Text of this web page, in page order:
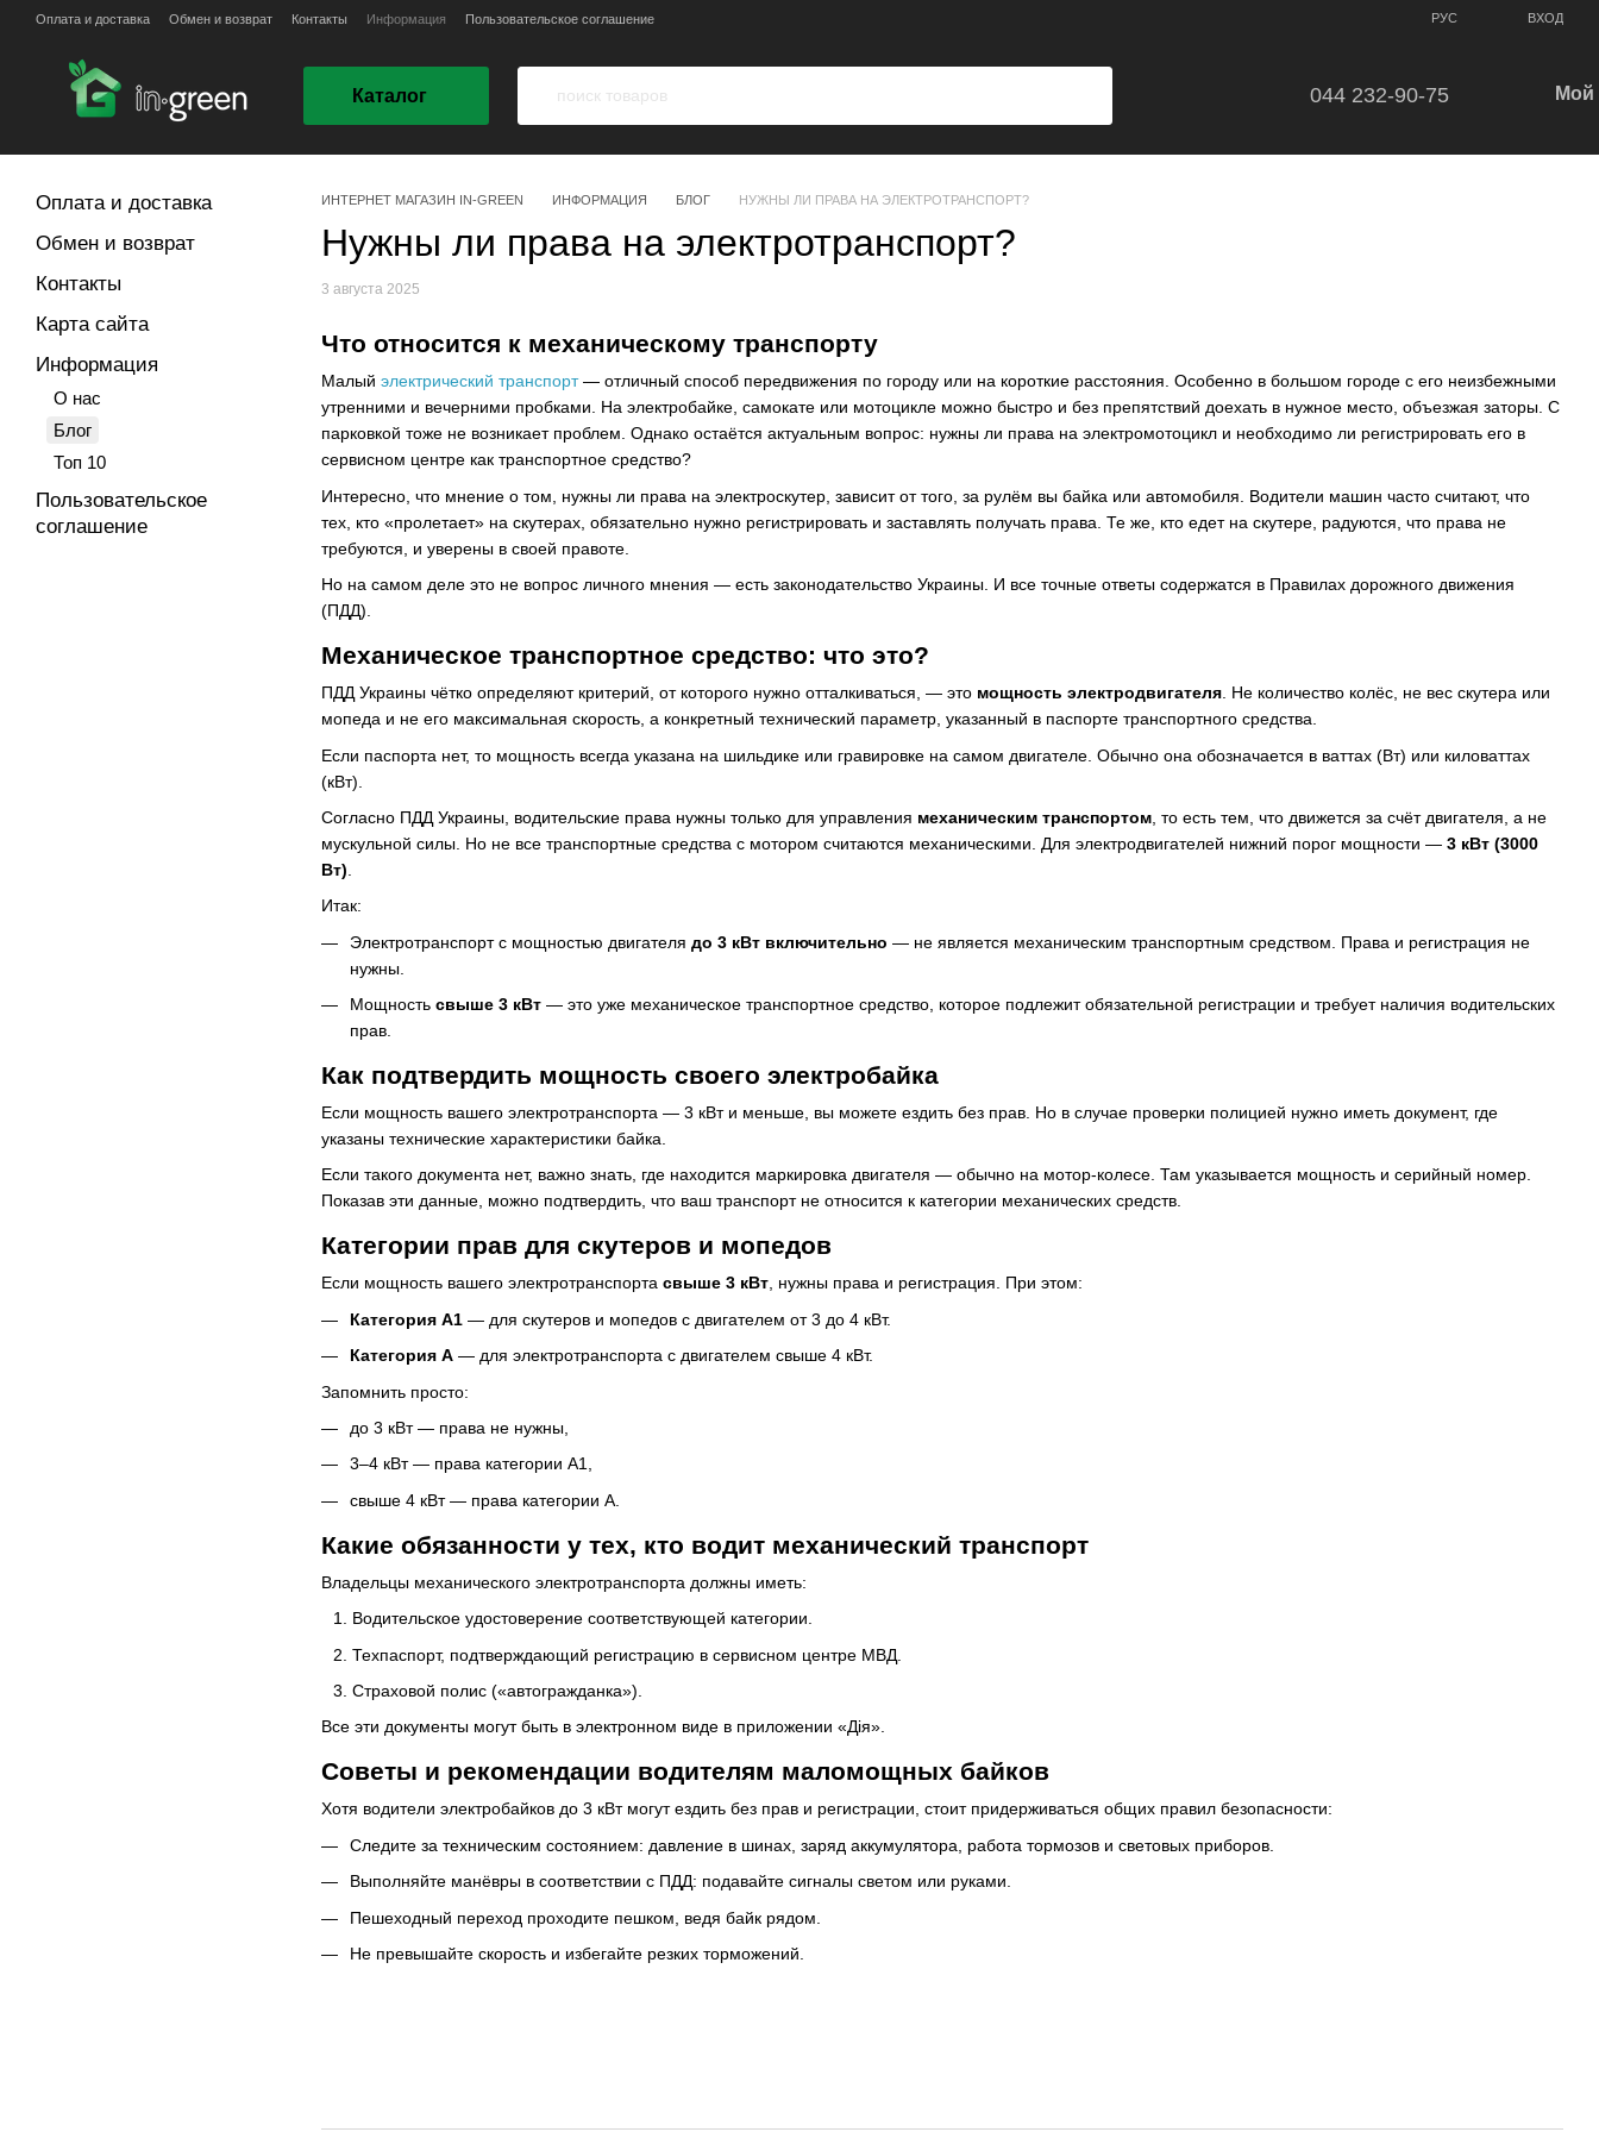
Перейти к основному контенту
Оплата и доставка Обмен и возврат Контакты Информация Пользовательское соглашение РУС ВХОД
Каталог 044 232-90-75 Мой
ИНТЕРНЕТ МАГАЗИН IN-GREEN ИНФОРМАЦИЯ БЛОГ НУЖНЫ ЛИ ПРАВА НА ЭЛЕКТРОТРАНСПОРТ?
Нужны ли права на электротранспорт?
3 августа 2025
Что относится к механическому транспорту
Малый электрический транспорт— отличный способ передвижения по городу или на короткие расстояния. Особенно в большом городе с его неизбежными
утренними и вечерними пробками. На электробайке, самокате или мотоцикле можно быстро и без препятствий доехать в нужное место, объезжая заторы. С
парковкой тоже не возникает проблем. Однако остаётся актуальным вопрос: нужны ли права на электромотоцикл и необходимо ли регистрировать его в
сервисном центре как транспортное средство?
Интересно, что мнение о том, нужны ли права на электроскутер, зависит от того, за рулём вы байка или автомобиля. Водители машин часто считают, что
тех, кто «пролетает» на скутерах, обязательно нужно регистрировать и заставлять получать права. Те же, кто едет на скутере, радуются, что права не
требуются, и уверены в своей правоте.
Но на самом деле это не вопрос личного мнения — есть законодательство Украины. И все точные ответы содержатся в Правилах дорожного движения
(ПДД).
Механическое транспортное средство: что это?
ПДД Украины чётко определяют критерий, от которого нужно отталкиваться, — это мощность электродвигателя . Не количество колёс, не вес скутера или
мопеда и не его максимальная скорость, а конкретный технический параметр, указанный в паспорте транспортного средства.
Если паспорта нет, то мощность всегда указана на шильдике или гравировке на самом двигателе. Обычно она обозначается в ваттах (Вт) или киловаттах
(кВт).
Согласно ПДД Украины, водительские права нужны только для управления механическим транспортом , то есть тем, что движется за счёт двигателя, а не
мускульной силы. Но не все транспортные средства с мотором считаются механическими. Для электродвигателей нижний порог мощности — 3 кВт (3000
Вт)
Итак:
Электротранспорт с мощностью двигателя до 3 кВт включительно — не является механическим транспортным средством. Права и регистрация не
нужны.
Мощность свыше 3 кВт — это уже механическое транспортное средство, которое подлежит обязательной регистрации и требует наличия водительских
прав.
Как подтвердить мощность своего электробайка
Если мощность вашего электротранспорта — 3 кВт и меньше, вы можете ездить без прав. Но в случае проверки полицией нужно иметь документ, где
указаны технические характеристики байка.
Если такого документа нет, важно знать, где находится маркировка двигателя — обычно на мотор-колесе. Там указывается мощность и серийный номер.
Показав эти данные, можно подтвердить, что ваш транспорт не относится к категории механических средств.
Категории прав для скутеров и мопедов
Если мощность вашего электротранспорта свыше 3 кВт, нужны права и регистрация. При этом:
Категория А1 — для скутеров и мопедов с двигателем от 3 до 4 кВт.
Категория А — для электротранспорта с двигателем свыше 4 кВт.
Запомнить просто:
до 3 кВт — права не нужны,
3–4 кВт — права категории А1,
свыше 4 кВт — права категории А.
Какие обязанности у тех, кто водит механический транспорт
Владельцы механического электротранспорта должны иметь:
Водительское удостоверение соответствующей категории.
Техпаспорт, подтверждающий регистрацию в сервисном центре МВД.
Страховой полис («автогражданка»).
Все эти документы могут быть в электронном виде в приложении «Дія».
Советы и рекомендации водителям маломощных байков
Хотя водители электробайков до 3 кВт могут ездить без прав и регистрации, стоит придерживаться общих правил безопасности:
Следите за техническим состоянием: давление в шинах, заряд аккумулятора, работа тормозов и световых приборов.
Выполняйте манёвры в соответствии с ПДД: подавайте сигналы светом или руками.
Пешеходный переход проходите пешком, ведя байк рядом.
Не превышайте скорость и избегайте резких торможений.
Оплата и доставка
Обмен и возврат
Контакты
Карта сайта
Информация
О нас
Блог
Топ 10
Пользовательское
соглашение